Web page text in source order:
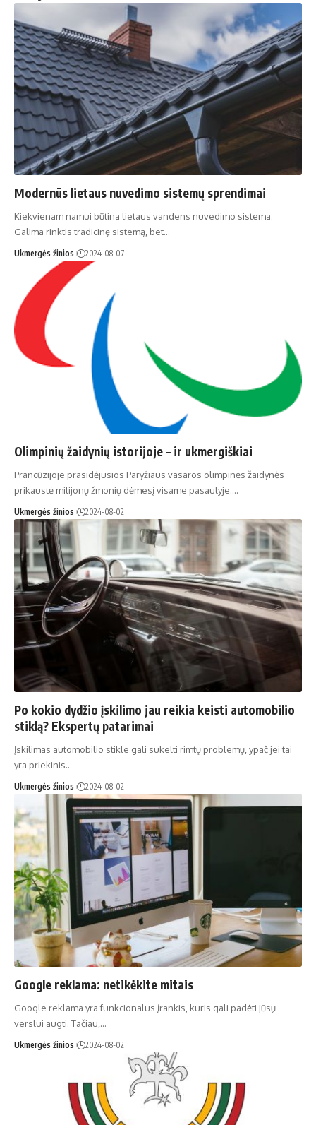
Modernūs lietaus nuvedimo sistemų sprendimai
Kiekvienam namui būtina lietaus vandens nuvedimo sistema.
Galima rinktis tradicinę sistemą, bet…
Ukmergės žinios 2024-08-07
Olimpinių žaidynių istorijoje – ir ukmergiškiai
Prancūzijoje prasidėjusios Paryžiaus vasaros olimpinės žaidynės
prikaustė milijonų žmonių dėmesį visame pasaulyje.…
Ukmergės žinios 2024-08-02
Po kokio dydžio įskilimo jau reikia keisti automobilio
stiklą? Ekspertų patarimai
Įskilimas automobilio stikle gali sukelti rimtų problemų, ypač jei tai
yra priekinis…
Ukmergės žinios 2024-08-02
Google reklama: netikėkite mitais
Google reklama yra funkcionalus įrankis, kuris gali padėti jūsų
verslui augti. Tačiau,…
Ukmergės žinios 2024-08-02